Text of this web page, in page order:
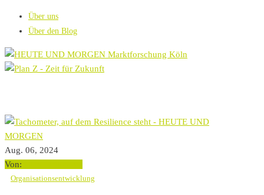
Über uns
Über den Blog
Aug. 06, 2024
Von:
Organisationsentwicklung